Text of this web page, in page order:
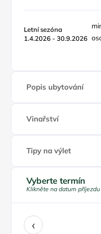
Letní sezóna
1.4.2026 - 30.9.2026
Popis ubytování
Vinařství
Tipy na výlet
Vyberte termín
Klikněte na datum
‹